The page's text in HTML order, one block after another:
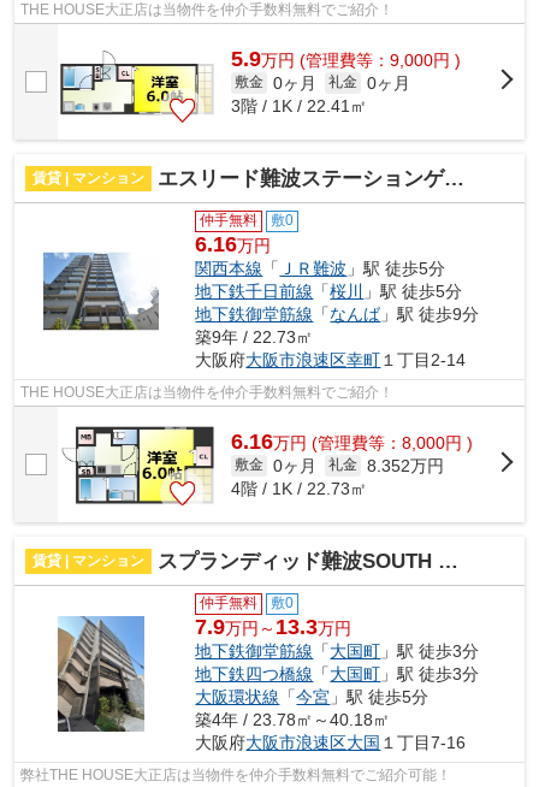
THE HOUSE大正店は当物件を仲介手数料無料でご紹介！
5.9万円 (管理費等：9,000円 )
敷金 0ヶ月 礼金 0ヶ月
3階 / 1K / 22.41㎡
賃貸 | マンション エスリード難波ステーションゲートサウステラス 仲介手数料無料
仲手無料 敷0
6.16万円
関西本線 「 ＪＲ難波 」駅 徒歩5分
地下鉄千日前線 「桜川
」駅 徒歩5分
地下鉄御堂筋線 「なんば」駅 徒歩9分
築9年 / 22.73㎡
大阪府大阪市浪速区幸町 １丁目2-14
THE HOUSE大正店は当物件を仲介手数料無料でご紹介！
6.16万円 (管理費等：8,000円 )
敷金 0ヶ月 礼金 8.352万円
4階 / 1K / 22.73㎡
賃貸 | マンション スプランディッド難波SOUTH 仲介手数料無料
仲手無料 敷0
7.9万円～ 13.3万円
地下鉄御堂筋線 「大国町 」駅 徒歩3分
地下鉄四つ橋線 「大国町 」駅 徒歩3分
大阪環状線 「今宮 」駅 徒歩5分
築4年 / 23.78㎡～40.18㎡
大阪府大阪市浪速区大国 １丁目7-16
弊社THE HOUSE大正店は当物件を仲介手数料無料でご紹介可能！